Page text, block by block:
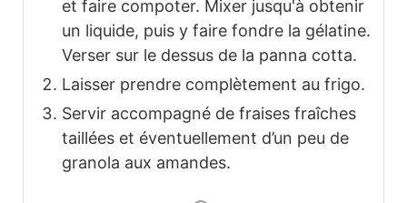
et faire compoter. Mixer jusqu'à obtenir
un liquide, puis y faire fondre la gélatine.
Verser sur le dessus de la panna cotta.
Laisser prendre complètement au frigo.
Servir accompagné de fraises fraîches
taillées et éventuellement d’un peu de
granola aux amandes.